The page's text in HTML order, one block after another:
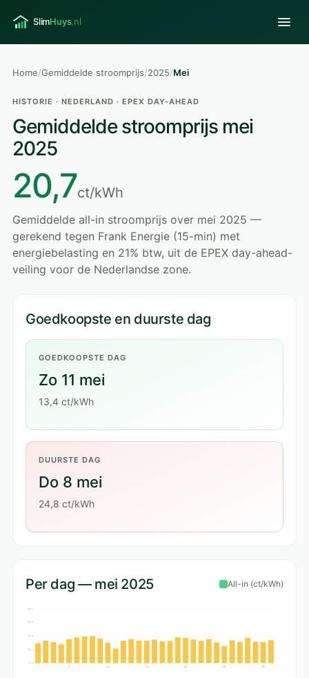
Home/Gemiddelde stroomprijs/2025/Mei
HISTORIE · NEDERLAND · EPEX DAY-AHEAD
Gemiddelde stroomprijs mei
2025
20,7ct/kWh
Gemiddelde all-in stroomprijs over mei 2025 —
gerekend tegen Frank Energie (15-min) met
energiebelasting en 21% btw, uit de EPEX day-ahead-
veiling voor de Nederlandse zone.
Goedkoopste en duurste dag
GOEDKOOPSTE DAG
Zo 11 mei
13,4 ct/kWh
DUURSTE DAG
Do 8 mei
24,8 ct/kWh
Per dag — mei 2025 All-in (ct/kWh)
50 ct
38 ct
25 ct
13 ct
0 ct
20 25 30